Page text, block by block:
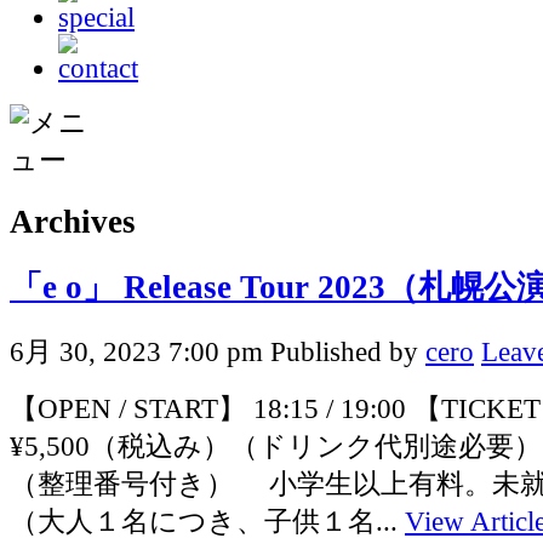
Archives
「e o」 Release Tour 2023（札幌公
6月 30, 2023 7:00 pm Published by cero
【OPEN / START】 18:15 / 19:00 【
¥5,500（税込み）（ドリンク代別途必要
（整理番号付き） 小学生以上有料。未
（大人１名につき、子供１名... View